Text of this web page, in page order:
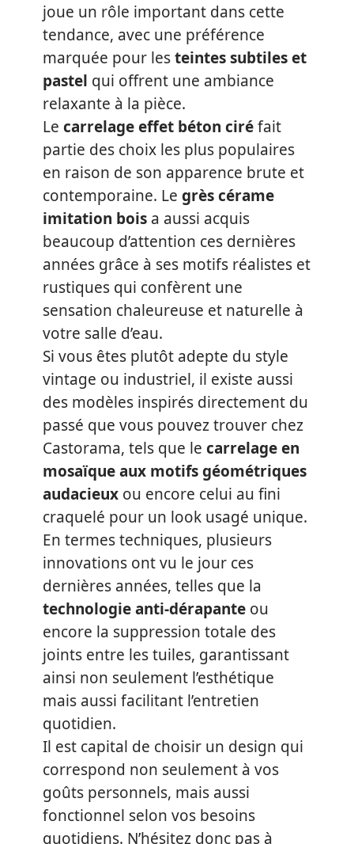
joue un rôle important dans cette
tendance, avec une préférence
marquée pour lesteintes subtiles et
pastel qui offrent une ambiance
relaxante à la pièce.
Le carrelage effet béton ciréfait
partie des choix les plus populaires
en raison de son apparence brute et
contemporaine. Le grès cérame
imitation bois a aussi acquis
beaucoup d’attention ces dernières
années grâce à ses motifs réalistes et
rustiques qui confèrent une
sensation chaleureuse et naturelle à
votre salle d’eau.
Si vous êtes plutôt adepte du style
vintage ou industriel, il existe aussi
des modèles inspirés directement du
passé que vous pouvez trouver chez
Castorama, tels que le carrelage en
mosaïque aux motifs géométriques
audacieux ou encore celui au fini
craquelé pour un look usagé unique.
En termes techniques, plusieurs
innovations ont vu le jour ces
dernières années, telles que la
technologie anti-dérapante ou
encore la suppression totale des
joints entre les tuiles, garantissant
ainsi non seulement l’esthétique
mais aussi facilitant l’entretien
quotidien.
Il est capital de choisir un design qui
correspond non seulement à vos
goûts personnels, mais aussi
fonctionnel selon vos besoins
quotidiens. N’hésitez donc pas à